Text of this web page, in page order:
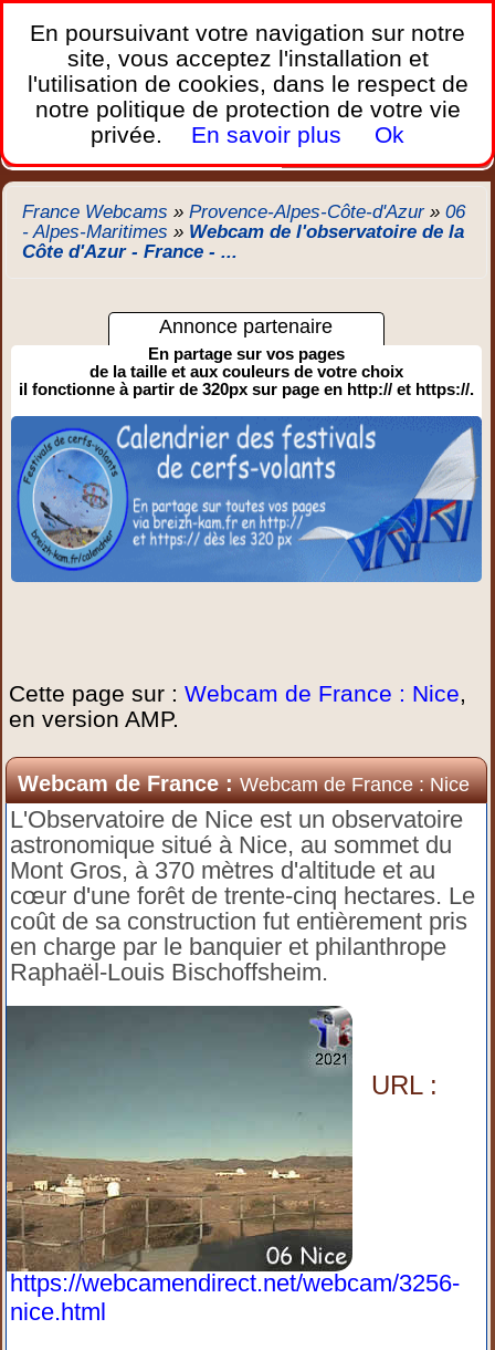
France Webcams,
Les webcams sur mobiles, portables et PC.
Home Bretagne Corse Plages Ports Montagnes
Trafic Chercher New
France Webcams »Provence-Alpes-Côte-d'Azur»06
- Alpes-Maritimes » Webcam de l'observatoire de la
Côte d'Azur - France - ...
Annonce partenaire
En partage sur vos pages
de la taille et aux couleurs de votre choix
il fonctionne à partir de 320px sur page en http:// et https://.
Cette page sur :Webcam de France : Nice,
en version AMP.
Webcam de France :Webcam de France : Nice
L'Observatoire de Nice est un observatoire
astronomique situé à Nice, au sommet du
Mont Gros, à 370 mètres d'altitude et au
cœur d'une forêt de trente-cinq hectares. Le
coût de sa construction fut entièrement pris
en charge par le banquier et philanthrope
Raphaël-Louis Bischoffsheim.
URL :
https://webcamendirect.net/webcam/3256-
nice.html
En poursuivant votre navigation sur notre
site, vous acceptez l'installation et
l'utilisation de cookies, dans le respect de
notre politique de protection de votre vie
privée.
En savoir plus Ok